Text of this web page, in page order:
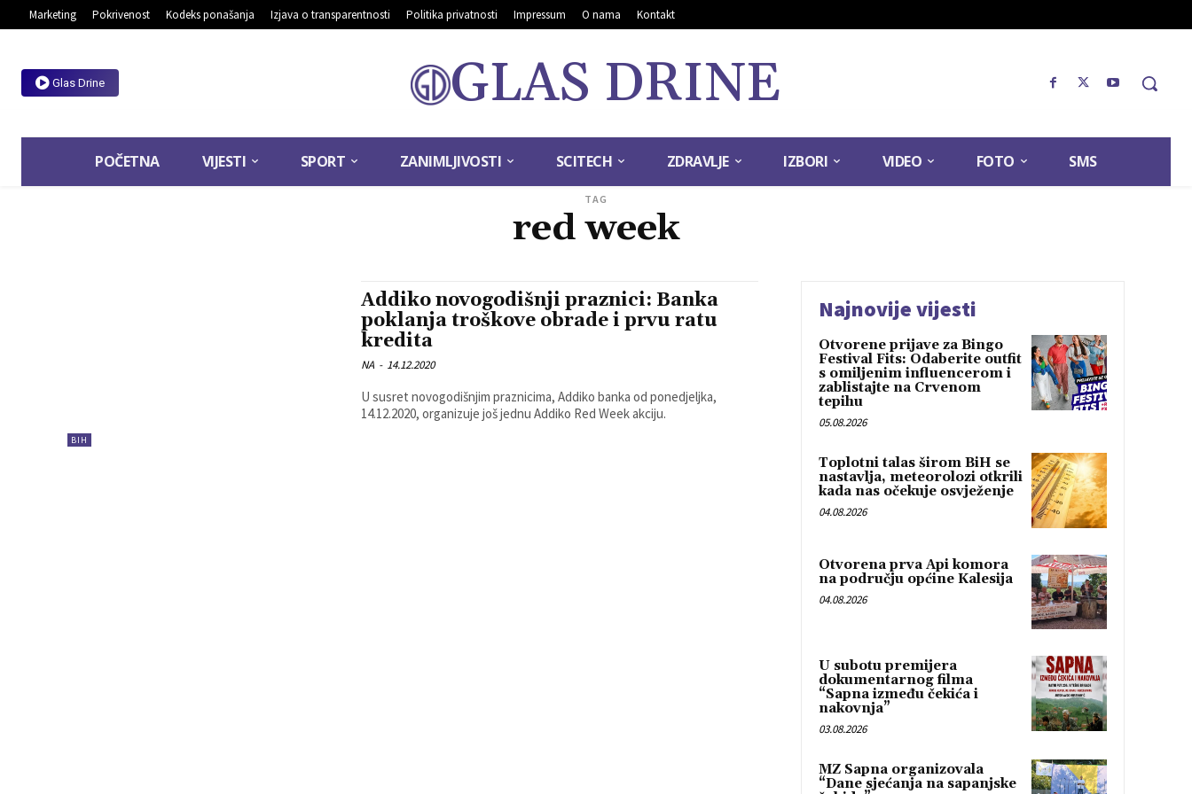
Marketing Pokrivenost Kodeks ponašanja Izjava o transparentnosti Politika privatnosti Impressum O nama Kontakt
Glas Drine GLAS DRINE
POČETNA VIJESTI SPORT ZANIMLJIVOSTI SCITECH ZDRAVLJE IZBORI VIDEO FOTO SMS
TAG
red week
BIH
Addiko novogodišnji praznici: Banka
poklanja troškove obrade i prvu ratu
kredita
NA - 14.12.2020
U susret novogodišnjim praznicima, Addiko banka od ponedjeljka,
14.12.2020, organizuje još jednu Addiko Red Week akciju.
Najnovije vijesti
Otvorene prijave za Bingo
Festival Fits: Odaberite outfit
s omiljenim influencerom i
zablistajte na Crvenom
tepihu
05.08.2026
Toplotni talas širom BiH se
nastavlja, meteorolozi otkrili
kada nas očekuje osvježenje
04.08.2026
Otvorena prva Api komora
na području općine Kalesija
04.08.2026
U subotu premijera
dokumentarnog filma
“Sapna između čekića i
nakovnja”
03.08.2026
MZ Sapna organizovala
“Dane sjećanja na sapanjske